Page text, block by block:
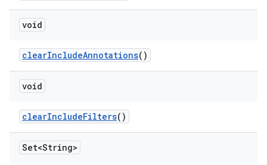
void
clearIncludeAnnotations()
void
clearIncludeFilters()
Set<String>